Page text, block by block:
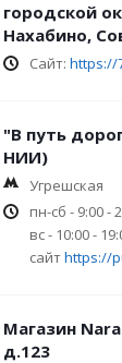
городской
Нахабино,
Сайт: https://
"В путь
НИИ)
Угрешская
пн-сб - 9:00 -
вс - 10:00 -
сайтhttps://
Магазин
д.123